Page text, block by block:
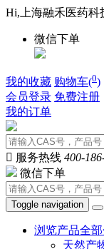
Hi,上海融禾医药科
微信下单
我的收藏 购物车(0)
会员登录 免费注册
我的订单
 服务热线 400-
微信下单
Toggle navigation
浏览产品全
天然产